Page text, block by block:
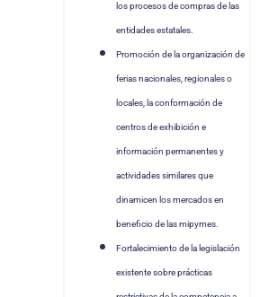
los procesos de compras de las
entidades estatales.
Promoción de la organización de
ferias nacionales, regionales o
locales, la conformación de
centros de exhibición e
información permanentes y
actividades similares que
dinamicen los mercados en
beneficio de las mipymes.
Fortalecimiento de la legislación
existente sobre prácticas